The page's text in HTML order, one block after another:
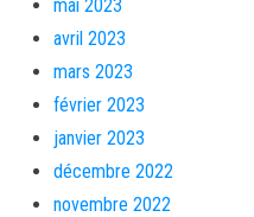
mai 2023
avril 2023
mars 2023
février 2023
janvier 2023
décembre 2022
novembre 2022